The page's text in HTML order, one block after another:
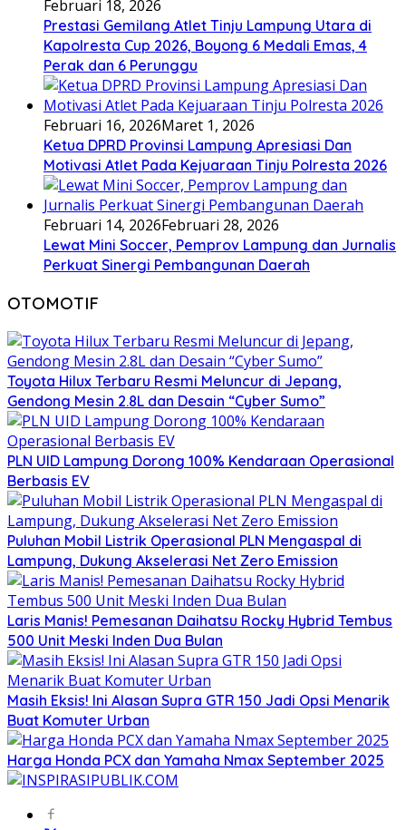
Februari 18, 2026
Prestasi Gemilang Atlet Tinju Lampung Utara di
Kapolresta Cup 2026, Boyong 6 Medali Emas, 4
Perak dan 6 Perunggu
Februari 16, 2026Maret 1, 2026
Ketua DPRD Provinsi Lampung Apresiasi Dan
Motivasi Atlet Pada Kejuaraan Tinju Polresta 2026
Februari 14, 2026Februari 28, 2026
Lewat Mini Soccer, Pemprov Lampung dan Jurnalis
Perkuat Sinergi Pembangunan Daerah
OTOMOTIF
Toyota Hilux Terbaru Resmi Meluncur di Jepang,
Gendong Mesin 2.8L dan Desain “Cyber Sumo”
PLN UID Lampung Dorong 100% Kendaraan Operasional
Berbasis EV
Puluhan Mobil Listrik Operasional PLN Mengaspal di
Lampung, Dukung Akselerasi Net Zero Emission
Laris Manis! Pemesanan Daihatsu Rocky Hybrid Tembus
500 Unit Meski Inden Dua Bulan
Masih Eksis! Ini Alasan Supra GTR 150 Jadi Opsi Menarik
Buat Komuter Urban
Harga Honda PCX dan Yamaha Nmax September 2025